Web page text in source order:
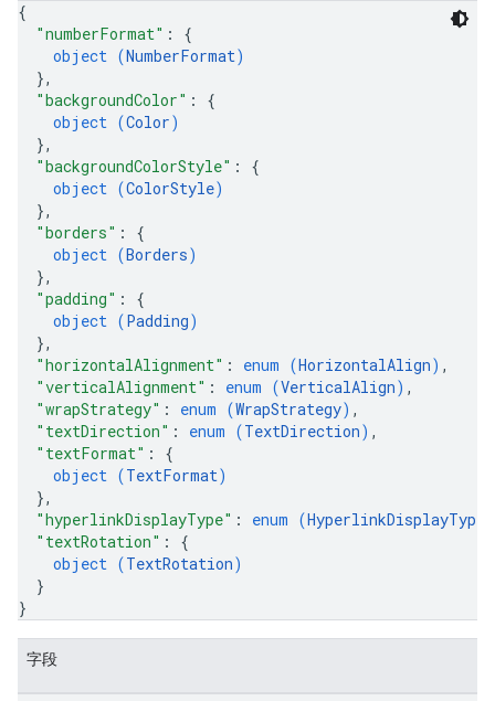
{
"numberFormat" : {
object (NumberFormat)
},
"backgroundColor" : {
object (Color)
},
"backgroundColorStyle" : {
object (ColorStyle)
},
"borders" : {
object (Borders)
},
"padding" : {
object (Padding)
},
"horizontalAlignment" : enum (HorizontalAlign) ,
"verticalAlignment" : enum (VerticalAlign) ,
"wrapStrategy" : enum (WrapStrategy) ,
"textDirection" : enum (TextDirection) ,
"textFormat" : {
object (TextFormat)
},
"hyperlinkDisplayType" : enum (HyperlinkDisplayType
"textRotation" : {
object (TextRotation)
}
}
字段